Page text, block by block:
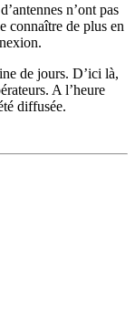
n’ont pas
connaître de plus en
de jours. D’ici là,
A l’heure
diffusée.